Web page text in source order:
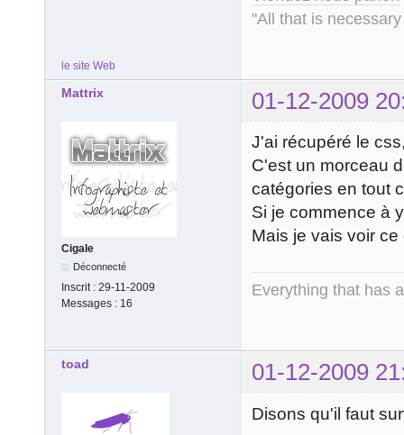
"All that is
le site Web
Mattrix 01-12-2009
Cigale
Déconnecté
Inscrit : 29-11-2009
Messages : 16
J'ai récupéré le
C'est un morceau
catégories en tout
Si je commence à
Mais je vais voir
Everything that has
toad 01-12-2009
Disons qu'il faut